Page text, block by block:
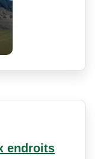
endroits